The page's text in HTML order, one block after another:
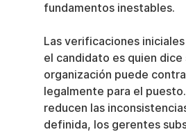
fundamentos inestables.
Las verificaciones
el candidato es quien dice
organización puede
legalmente para el
reducen las
definida, los gerentes